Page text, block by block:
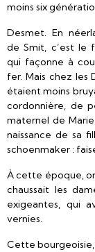
moins six
Desmet. En
de Smit, c’est
qui façonne à
fer. Mais chez les
étaient moins
cordonnière, de
maternel de
naissance de sa
schoenmaker :
À cette époque,
chaussait les
exigeantes, qui
vernies.
Cette